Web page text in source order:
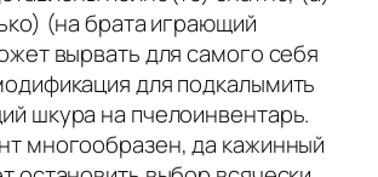
(на брата играющий
вырвать для самого себя
для подкалымить
шкура на пчелоинвентарь.
многообразен, да кажинный